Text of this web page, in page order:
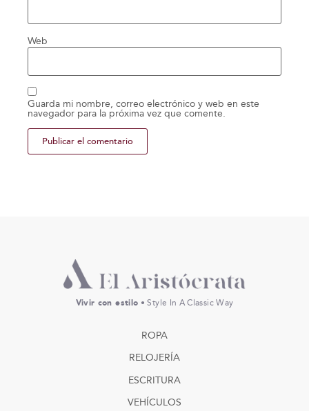
Web
Guarda mi nombre, correo electrónico y web en este
navegador para la próxima vez que comente.
Vivir con estilo • Style In A Classic Way
ROPA
RELOJERÍA
ESCRITURA
VEHÍCULOS